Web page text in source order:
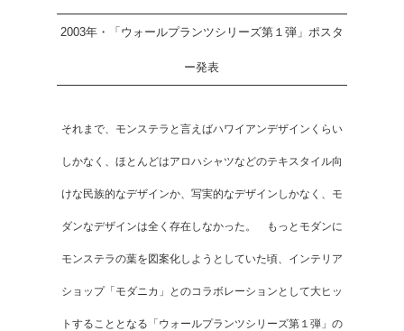
2003年・「ウォールプランツシリーズ第１弾」ポスタ
ー発表
それまで、モンステラと言えばハワイアンデザインくらい
しかなく、ほとんどはアロハシャツなどのテキスタイル向
けな民族的なデザインか、写実的なデザインしかなく、モ
ダンなデザインは全く存在しなかった。 もっとモダンに
モンステラの葉を図案化しようとしていた頃、インテリア
ショップ「モダニカ」とのコラボレーションとして大ヒッ
トすることとなる「ウォールプランツシリーズ第１弾」の